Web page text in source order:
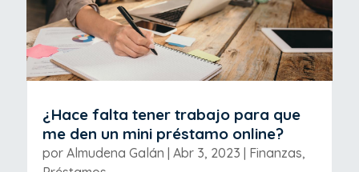
¿Hace falta tener trabajo para que
me den un mini préstamo online?
por Almudena Galán Abr 3, 2023 Finanzas,